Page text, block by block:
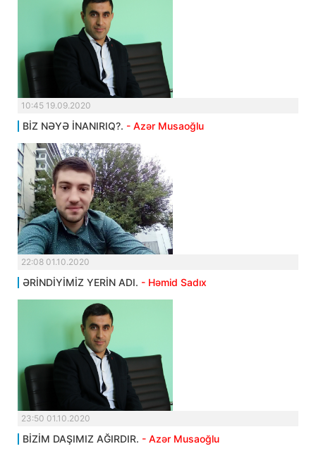
10:45 19.09.2020
BİZ NƏYƏ İNANIRIQ?. - Azər Musaoğlu
22:08 01.10.2020
ƏRİNDİYİMİZ YERİN ADI. - Həmid Sadıx
23:50 01.10.2020
BİZİM DAŞIMIZ AĞIRDIR. - Azər Musaoğlu